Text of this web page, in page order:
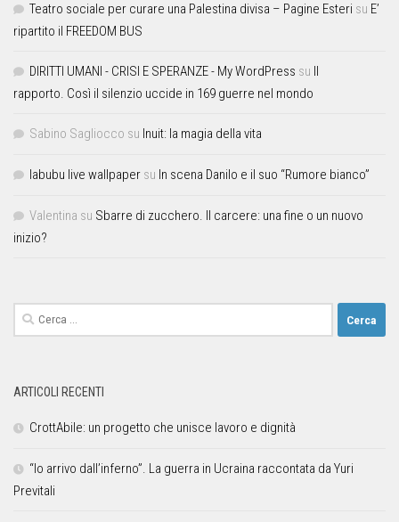
Teatro sociale per curare una Palestina divisa – Pagine Esteri su E’
ripartito il FREEDOM BUS
DIRITTI UMANI - CRISI E SPERANZE - My WordPress su
rapporto. Così il silenzio uccide in 169 guerre nel mondo
Sabino Sagliocco su Inuit: la magia della vita
labubu live wallpaper su In scena Danilo e il suo “Rumore bianco”
Valentina su Sbarre di zucchero. Il carcere: una fine o un nuovo
inizio?
ARTICOLI RECENTI
CrottAbile: un progetto che unisce lavoro e dignità
“Io arrivo dall’inferno”. La guerra in Ucraina raccontata da Yuri
Previtali